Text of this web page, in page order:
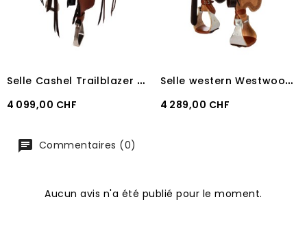
S
elle Cashel Trailblazer arçon Quarter Horse 6,5"
Prix
4 099,00 CHF
S
elle western Westwood Wade
Prix
4 289,00 CHF
Commentaires (0)
Aucun avis n'a été publié pour le moment.